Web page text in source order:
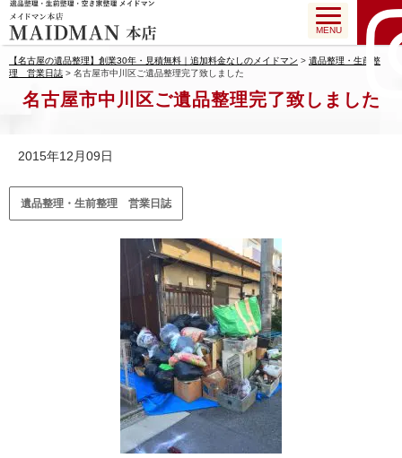
MENU
【名古屋の遺品整理】創業30年・見積無料｜追加料金なしのメイドマン > 遺品整理・生前整
理 営業日誌 > 名古屋市中川区ご遺品整理完了致しました
名古屋市中川区ご遺品整理完了致しました
2015年12月09日
遺品整理・生前整理 営業日誌